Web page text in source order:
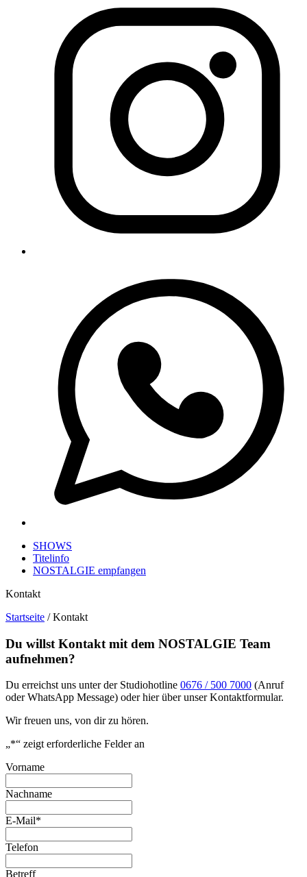
SHOWS
Titelinfo
NOSTALGIE empfangen
Kontakt
Startseite /Kontakt
Du willst Kontakt mit dem NOSTALGIE Team
aufnehmen?
Du erreichst uns unter der Studiohotline 0676 / 500 7000 (Anruf
oder WhatsApp Message) oder hier über unser Kontaktformular.
Wir freuen uns, von dir zu hören.
„*“ zeigt erforderliche Felder an
Vorname
Nachname
E-Mail*
Telefon
Betreff